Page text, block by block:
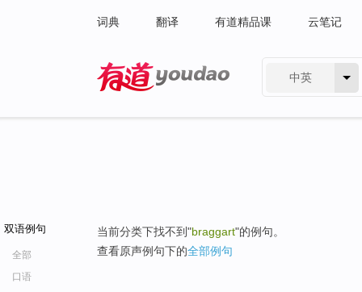
词典 翻译 有道精品课 云笔记
中英
双语例句
全部
口语
当前分类下找不到"braggart"的例句。
查看原声例句下的全部例句